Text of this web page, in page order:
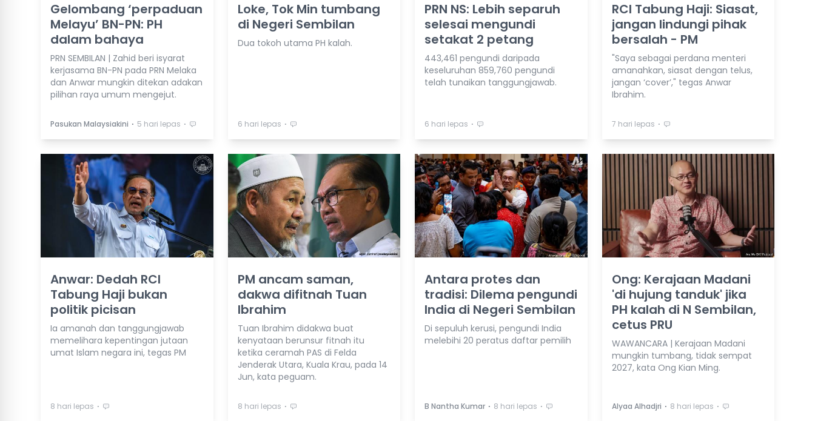
Gelombang ‘perpaduan
Melayu’ BN-PN: PH
dalam bahaya
PRN SEMBILAN | Zahid beri isyarat
kerjasama BN-PN pada PRN Melaka
dan Anwar mungkin ditekan adakan
pilihan raya umum mengejut.
Pasukan Malaysiakini ⋅ 5 hari lepas ⋅
Loke, Tok Min tumbang
di Negeri Sembilan
Dua tokoh utama PH kalah.
6 hari lepas ⋅
PRN NS: Lebih separuh
selesai mengundi
setakat 2 petang
443,461 pengundi daripada
keseluruhan 859,760 pengundi
telah tunaikan tanggungjawab.
6 hari lepas ⋅
RCI Tabung Haji: Siasat,
jangan lindungi pihak
bersalah - PM
"Saya sebagai perdana menteri
amanahkan, siasat dengan telus,
jangan ‘cover’," tegas Anwar
Ibrahim.
7 hari lepas ⋅
Anwar: Dedah RCI
Tabung Haji bukan
politik picisan
Ia amanah dan tanggungjawab
memelihara kepentingan jutaan
umat Islam negara ini, tegas PM
8 hari lepas ⋅
PM ancam saman,
dakwa difitnah Tuan
Ibrahim
Tuan Ibrahim didakwa buat
kenyataan berunsur fitnah itu
ketika ceramah PAS di Felda
Jenderak Utara, Kuala Krau, pada 14
Jun, kata peguam.
8 hari lepas ⋅
Antara protes dan
tradisi: Dilema pengundi
India di Negeri Sembilan
Di sepuluh kerusi, pengundi India
melebihi 20 peratus daftar pemilih
B Nantha Kumar ⋅ 8 hari lepas ⋅
Ong: Kerajaan Madani
'di hujung tanduk' jika
PH kalah di N Sembilan,
cetus PRU
WAWANCARA | Kerajaan Madani
mungkin tumbang, tidak sempat
2027, kata Ong Kian Ming.
Alyaa Alhadjri ⋅ 8 hari lepas ⋅